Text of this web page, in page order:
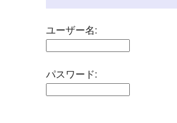
ユーザー名:
パスワード: